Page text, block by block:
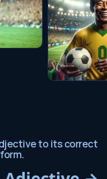
to its correct